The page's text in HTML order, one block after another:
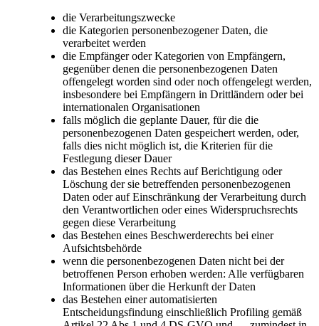
die Verarbeitungszwecke
die Kategorien personenbezogener Daten, die
verarbeitet werden
die Empfänger oder Kategorien von Empfängern,
gegenüber denen die personenbezogenen Daten
offengelegt worden sind oder noch offengelegt werden,
insbesondere bei Empfängern in Drittländern oder bei
internationalen Organisationen
falls möglich die geplante Dauer, für die die
personenbezogenen Daten gespeichert werden, oder,
falls dies nicht möglich ist, die Kriterien für die
Festlegung dieser Dauer
das Bestehen eines Rechts auf Berichtigung oder
Löschung der sie betreffenden personenbezogenen
Daten oder auf Einschränkung der Verarbeitung durch
den Verantwortlichen oder eines Widerspruchsrechts
gegen diese Verarbeitung
das Bestehen eines Beschwerderechts bei einer
Aufsichtsbehörde
wenn die personenbezogenen Daten nicht bei der
betroffenen Person erhoben werden: Alle verfügbaren
Informationen über die Herkunft der Daten
das Bestehen einer automatisierten
Entscheidungsfindung einschließlich Profiling gemäß